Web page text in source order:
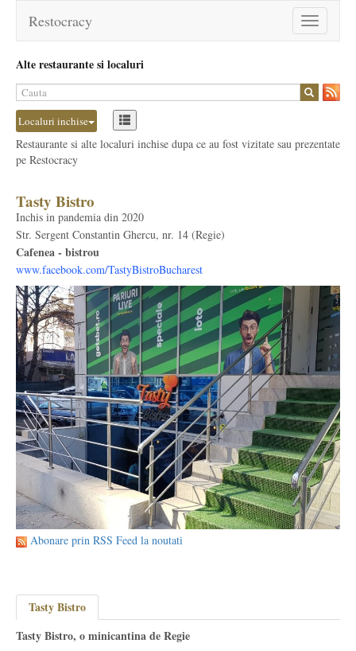
Toggle
navigation
Restocracy
Alte restaurante si localuri
Localuri inchise
Restaurante si alte localuri inchise dupa ce au fost vizitate sau prezentate
pe Restocracy
Tasty Bistro
Inchis in pandemia din 2020
Str. Sergent Constantin Ghercu, nr. 14 (Regie)
Cafenea - bistrou
www.facebook.com/TastyBistroBucharest
Abonare prin RSS Feed la noutati
Tasty Bistro
Tasty Bistro, o minicantina de Regie